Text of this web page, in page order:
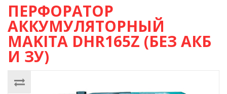
ПЕРФОРАТОР
АККУМУЛЯТОРНЫЙ
MAKITA DHR165Z (БЕЗ АКБ
И ЗУ)